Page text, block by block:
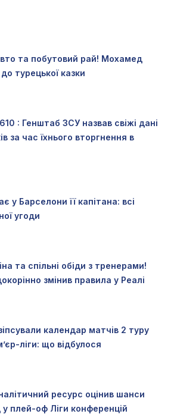
та побутовий рай! Мохамед
турецької казки
: Генштаб ЗСУ назвав свіжі дані
за час їхнього вторгнення в
у Барселони її капітана: всі
угоди
та спільні обіди з тренерами!
змінив правила у Реалі
календар матчів 2 туру
ліги: що відбулося
ресурс оцінив шанси
плей-оф Ліги конференцій